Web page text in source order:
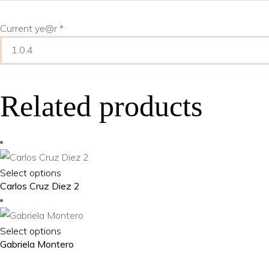
Current ye@r *
Related products
Select options
product
multiple
The
Carlos Cruz Diez 2
Select options
product
Gabriela Montero